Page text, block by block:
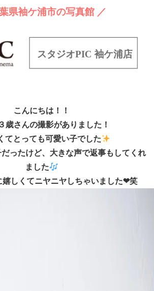
県袖ケ浦市の写真館 ／
こんにちは！！
歳さんの撮影がありました！
てとっても可愛い子でした
ったけど、大きな声で返事もしてくれ
ました
嬉しくてニヤニヤしちゃいました❤︎笑